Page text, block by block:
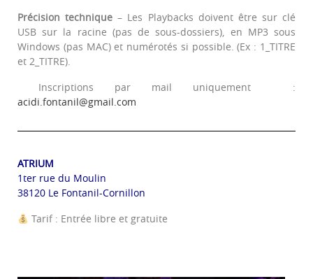
Précision technique – Les Playbacks doivent être sur clé
USB sur la racine (pas de sous-dossiers), en MP3 sous
Windows (pas MAC) et numérotés si possible. (Ex : 1_TITRE
et 2_TITRE).
Inscriptions par mail uniquement :
acidi.fontanil@gmail.com
ATRIUM
1ter rue du Moulin
38120 Le Fontanil-Cornillon
Tarif : Entrée libre et gratuite